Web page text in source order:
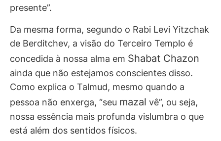
presente”.
Da mesma forma, segundo o Rabi Levi Yitzchak
de Berditchev, a visão do Terceiro Templo é
concedida à nossa alma em Shabat Chazon
ainda que não estejamos conscientes disso.
Como explica o Talmud, mesmo quando a
pessoa não enxerga, “seu mazal vê”, ou seja,
nossa essência mais profunda vislumbra o que
está além dos sentidos físicos.